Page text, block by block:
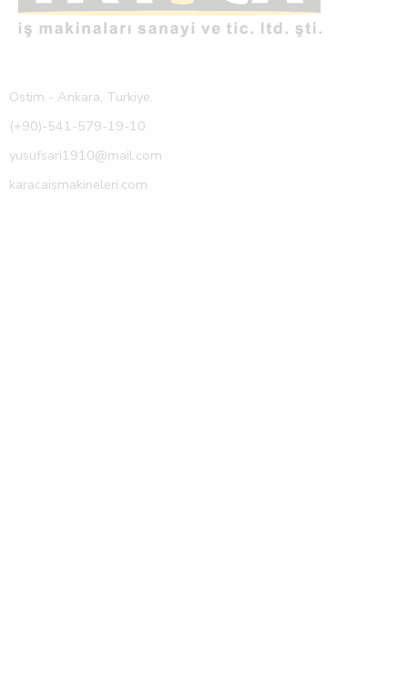
Ostim - Ankara, Turkiye.
(+90)-541-579-19-10
yusufsari1910@mail.com
karacaismakineleri.com